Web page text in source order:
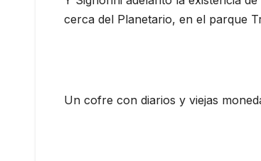
cerca del Planetario, en el parque
Un cofre con diarios y viejas